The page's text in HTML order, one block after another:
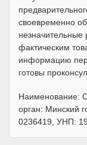
своевременно
фактическим
информацию
готовы
Наименование:
орган: Минский
0236419, УНП: